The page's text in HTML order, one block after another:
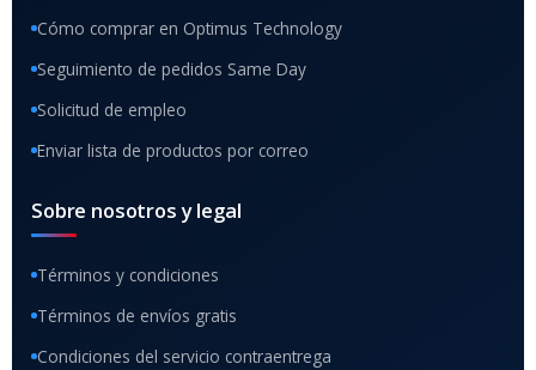
Cómo comprar en Optimus Technology
Seguimiento de pedidos Same Day
Solicitud de empleo
Enviar lista de productos por correo
Sobre nosotros y legal
Términos y condiciones
Términos de envíos gratis
Condiciones del servicio contraentrega